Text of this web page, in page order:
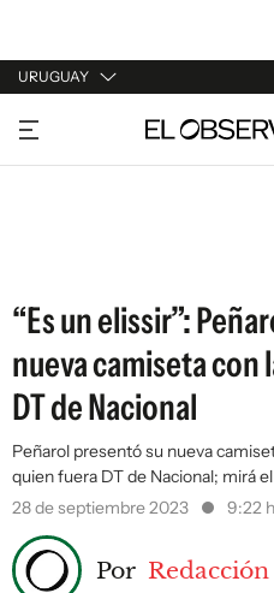
URUGUAY
URUGUAY
ARGENTINA
“Es un elissir”:
nueva camiseta con
DT de Nacional
Peñarol presentó su nueva
quien fuera DT de Nacional; mirá
28 de septiembre 2023
9:22
Por Redacción